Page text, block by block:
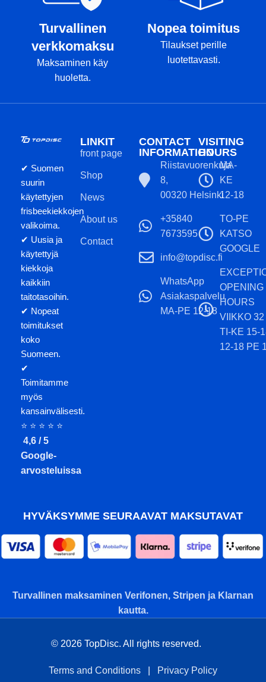
Turvallinen
verkkomaksu
Maksaminen käy
huoletta.
Nopea toimitus
Tilaukset perille
luotettavasti.
✔ Suomen
suurin
käytettyjen
frisbeekiekkojen
valikoima.
✔ Uusia ja
käytettyjä
kiekkoja
kaikkiin
taitotasoihin.
✔ Nopeat
toimitukset
koko
Suomeen.
✔
Toimitamme
myös
kansainvälisesti.
⭐ ⭐ ⭐ ⭐ ⭐
4,6 / 5
Google-
arvosteluissa
LINKIT
front page
Shop
News
About us
Contact
CONTACT
INFORMATION
Riistavuorenkuja
8,
00320 Helsinki
+35840
7673595
info@topdisc.fi
WhatsApp
Asiakaspalvelu
MA-PE 12-18
VISITING
HOURS
MA-
KE
12-18
TO-PE
KATSO
GOOGLE
OPENING
HOURS
VIIKKO 32
TI-KE 15-
12-18 PE
HYVÄKSYMME SEURAAVAT MAKSUTAVAT
Turvallinen maksaminen Verifonen, Stripen ja Klarnan
kautta.
© 2026 TopDisc. All rights reserved.
Terms and Conditions Privacy Policy